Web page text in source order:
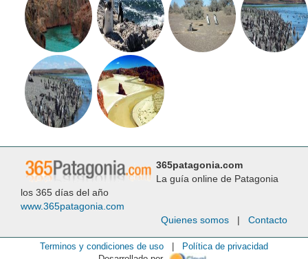
365patagonia.com
La guía online de Patagonia
los 365 días del año
www.365patagonia.com
Quienes somos | Contacto
Terminos y condiciones de uso
Política de privacidad